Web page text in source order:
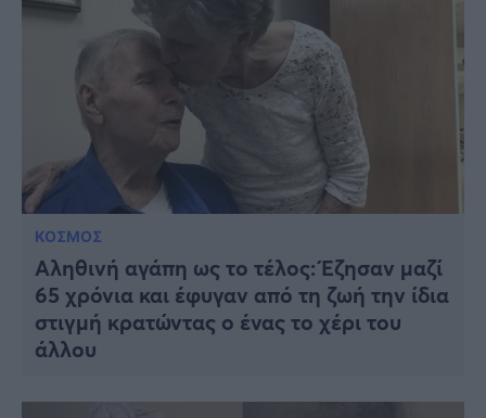
ΚΟΣΜΟΣ
Αληθινή αγάπη ως το τέλος: Έζησαν μαζί
65 χρόνια και έφυγαν από τη ζωή την ίδια
στιγμή κρατώντας ο ένας το χέρι του
άλλου